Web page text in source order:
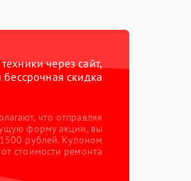
через сайт,
бессрочная скидка
что отправляя
форму акции, вы
рублей. Купоном
стоимости ремонта